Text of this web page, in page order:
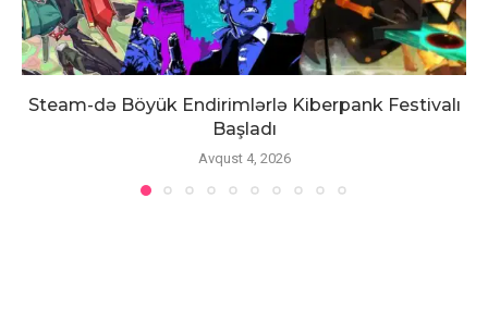
Steam-də Böyük Endirimlərlə Kiberpank Festivalı
Başladı
Avqust 4, 2026